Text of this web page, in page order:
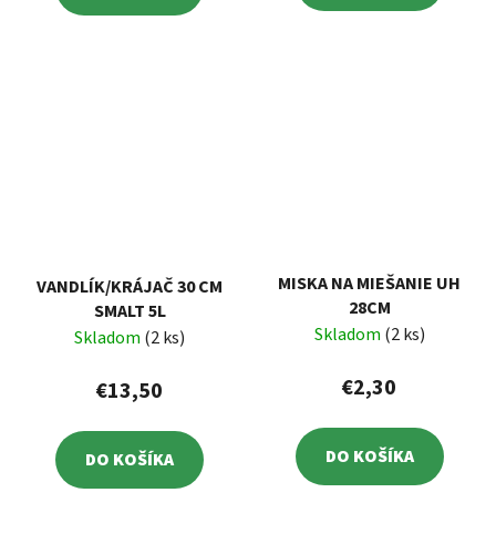
VANDLÍK/KRÁJAČ 30 CM
SMALT 5L
Skladom (2 ks)
€13,50
DO KOŠÍKA
MISKA NA MIEŠANIE UH
28CM
Skladom (2 ks)
€2,30
DO KOŠÍKA